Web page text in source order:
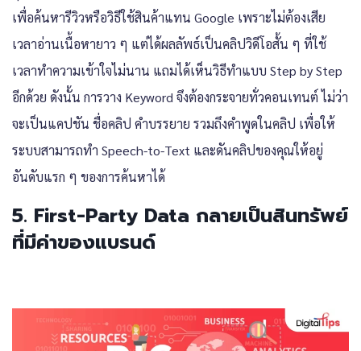
เพื่อค้นหารีวิวหรือวิธีใช้สินค้าแทน Google เพราะไม่ต้องเสีย
เวลาอ่านเนื้อหายาว ๆ แต่ได้ผลลัพธ์เป็นคลิปวิดีโอสั้น ๆ ที่ใช้
เวลาทำความเข้าใจไม่นาน แถมได้เห็นวิธีทำแบบ Step by Step
อีกด้วย ดังนั้น การวาง Keyword จึงต้องกระจายทั่วคอนเทนต์ ไม่ว่า
จะเป็นแคปชัน ชื่อคลิป คำบรรยาย รวมถึงคำพูดในคลิป เพื่อให้
ระบบสามารถทำ Speech-to-Text และดันคลิปของคุณให้อยู่
อันดับแรก ๆ ของการค้นหาได้
5. First-Party Data กลายเป็นสินทรัพย์
ที่มีค่าของแบรนด์